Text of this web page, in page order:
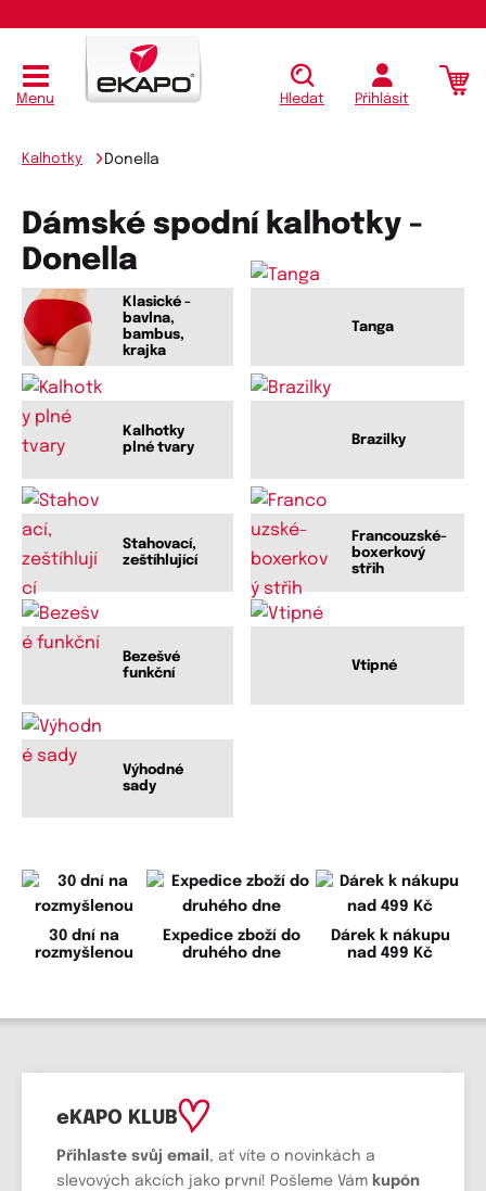
Menu Hledat Přihlásit
Kalhotky Donella
Dámské spodní kalhotky -
Donella
Klasické -
bavlna,
bambus,
krajka
Tanga
Kalhotky
plné tvary
Brazilky
Stahovací,
zeštíhlující
Francouzské-
boxerkový
střih
Bezešvé
funkční
Vtipné
Výhodné
sady
30 dní na
rozmyšlenou
Expedice zboží do
druhého dne
Dárek k nákupu
nad 499 Kč
eKAPO KLUB
Přihlaste svůj email , ať víte o novinkách a
slevových akcích jako první! Pošleme Vám kupón